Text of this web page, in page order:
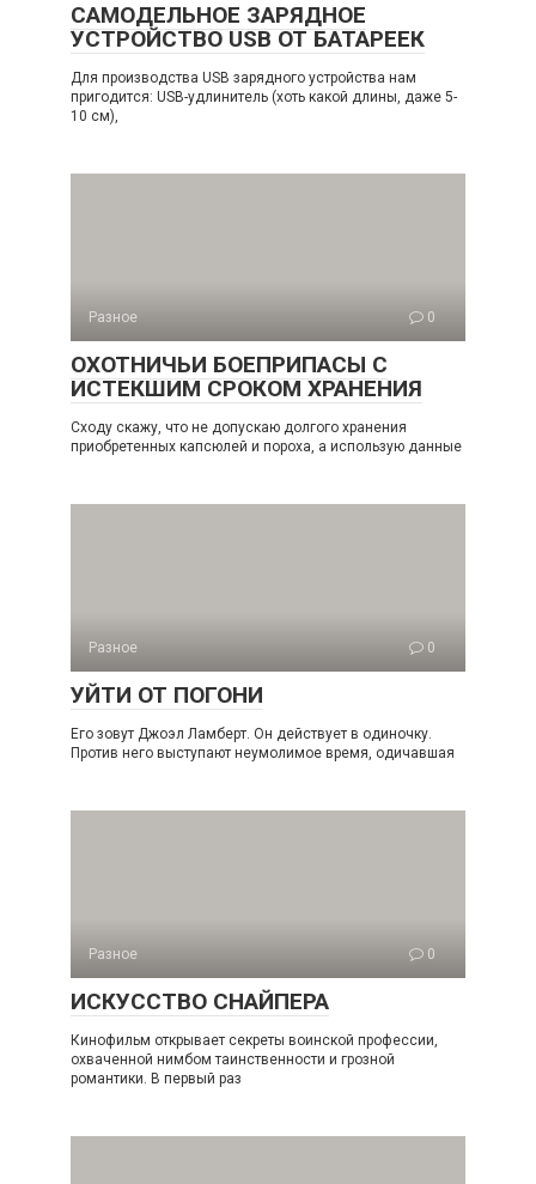
САМОДЕЛЬНОЕ ЗАРЯДНОЕ
УСТРОЙСТВО USB ОТ БАТАРЕЕК
Для производства USB зарядного устройства нам
пригодится: USB-удлинитель (хоть какой длины, даже 5-
10 см),
Разное 0
ОХОТНИЧЬИ БОЕПРИПАСЫ С
ИСТЕКШИМ СРОКОМ ХРАНЕНИЯ
Сходу скажу, что не допускаю долгого хранения
приобретенных капсюлей и пороха, а использую данные
Разное 0
УЙТИ ОТ ПОГОНИ
Его зовут Джоэл Ламберт. Он действует в одиночку.
Против него выступают неумолимое время, одичавшая
Разное 0
ИСКУССТВО СНАЙПЕРА
Кинофильм открывает секреты воинской профессии,
охваченной нимбом таинственности и грозной
романтики. В первый раз